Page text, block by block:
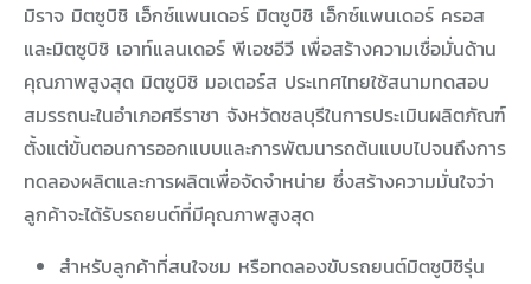
มิราจ มิตซูบิชิ เอ็กซ์แพนเดอร์ มิตซูบิชิ เอ็กซ์แพนเดอร์ ครอส
และมิตซูบิชิ เอาท์แลนเดอร์ พีเอชอีวี เพื่อสร้างความเชื่อมั่นด้าน
คุณภาพสูงสุด มิตซูบิชิ มอเตอร์ส ประเทศไทยใช้สนามทดสอบ
สมรรถนะในอำเภอศรีราชา จังหวัดชลบุรีในการประเมินผลิตภัณฑ์
ตั้งแต่ขั้นตอนการออกแบบและการพัฒนารถต้นแบบไปจนถึงการ
ทดลองผลิตและการผลิตเพื่อจัดจำหน่าย ซึ่งสร้างความมั่นใจว่า
ลูกค้าจะได้รับรถยนต์ที่มีคุณภาพสูงสุด
สำหรับลูกค้าที่สนใจชม หรือทดลองขับรถยนต์มิตซูบิชิรุ่น